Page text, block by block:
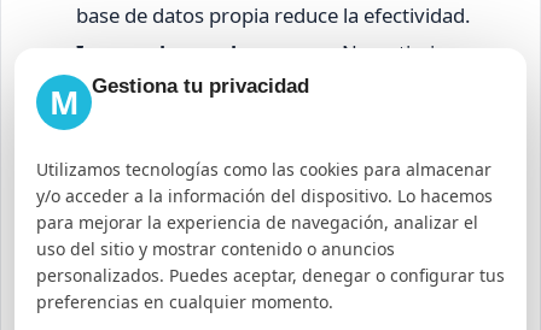
base de datos propia reduce la efectividad.
Ignorar la prueba y error:
No optimizar
campañas con datos reales limita el
aprendizaje.
Superponer audiencias:Mostrar anuncios a
la misma persona desde diferentes
segmentos aumenta costos.
Olvidar segmentar por ubicación:Cuando
el negocio es local, mostrar anuncios a
M Gestiona tu privacidad
Utilizamos tecnologías como las cookies para almacenar
y/o acceder a la información del dispositivo. Lo hacemos
para mejorar la experiencia de navegación, analizar el
uso del sitio y mostrar contenido o anuncios
personalizados. Puedes aceptar, denegar o configurar tus
preferencias en cualquier momento.